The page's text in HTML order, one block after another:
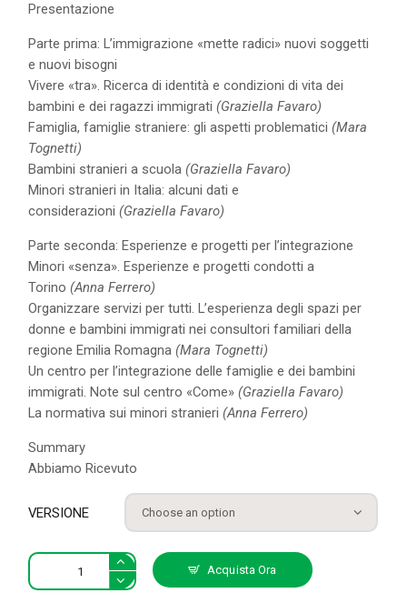
Presentazione
Parte prima: L’immigrazione «mette radici» nuovi soggetti
e nuovi bisogni
Vivere «tra». Ricerca di identità e condizioni di vita dei
bambini e dei ragazzi immigrati(Graziella Favaro)
Famiglia, famiglie straniere: gli aspetti problematici(Mara
Tognetti)
Bambini stranieri a scuola(Graziella Favaro)
Minori stranieri in Italia: alcuni dati e
considerazioni(Graziella Favaro)
Parte seconda: Esperienze e progetti per l’integrazione
Minori «senza». Esperienze e progetti condotti a
Torino(Anna Ferrero)
Organizzare servizi per tutti. L’esperienza degli spazi per
donne e bambini immigrati nei consultori familiari della
regione Emilia Romagna(Mara Tognetti)
Un centro per l’integrazione delle famiglie e dei bambini
immigrati. Note sul centro «Come»(Graziella Favaro)
La normativa sui minori stranieri(Anna Ferrero)
Summary
Abbiamo Ricevuto
VERSIONE
2.
Minori
Acquista Ora